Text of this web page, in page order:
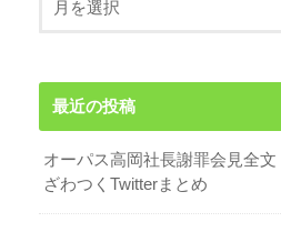
最近の投稿
オーパス高岡社長謝罪会見全文
ざわつくTwitterまとめ